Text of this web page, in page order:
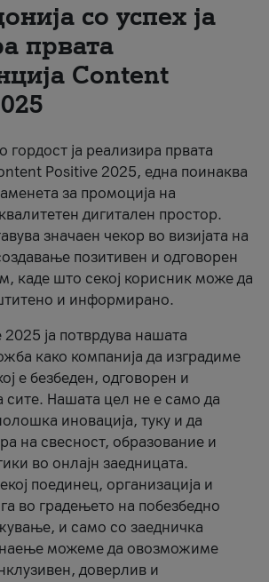
со успех ја
првата
Content
гордост ја реализира првата
Positive 2025, една поинаква
за промоција на
дигитален простор.
значаен чекор во визијата на
позитивен и одговорен
каде што секој корисник може да
и информирано.
ја потврдува нашата
како компанија да изградиме
е безбеден, одговорен и
сите. Нашата цел не е само да
иновација, туку и да
на свесност, образование и
во онлајн заедницата.
поединец, организација и
во градењето на побезбедно
и само со заедничка
можеме да овозможиме
доверлив и